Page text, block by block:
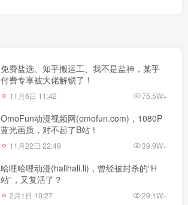
免费盐选、知乎搬运工、我不是盐神，某乎
付费专享被大佬解锁了！
11月6日 11:42 75.5W+
OmoFun动漫视频网(omofun.com)，1080P
蓝光画质，对不起了B站！
11月22日 22:49 39.9W+
哈哩哈哩动漫(halihali.li)，曾经被封杀的“H
站”，又复活了？
2月1日 10:27 29.1W+